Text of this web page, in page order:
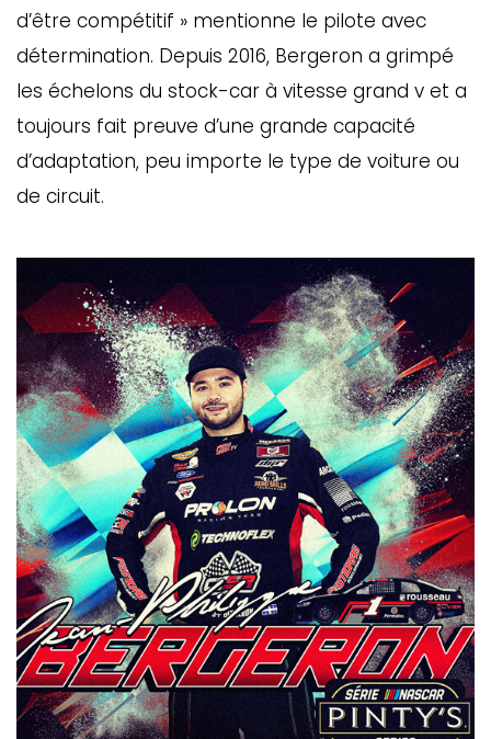
d’être compétitif » mentionne le pilote avec
détermination. Depuis 2016, Bergeron a grimpé
les échelons du stock-car à vitesse grand v et a
toujours fait preuve d’une grande capacité
d’adaptation, peu importe le type de voiture ou
de circuit.